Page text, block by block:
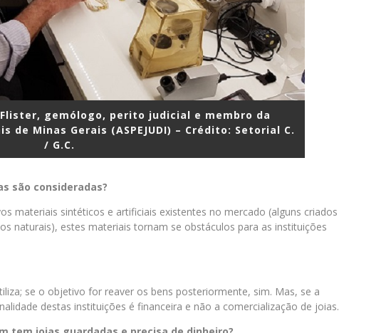
gemólogo, perito judicial e membro da
de Minas Gerais (ASPEJUDI) – Crédito: Setorial C.
/ G.C.
são consideradas?
materiais sintéticos e artificiais existentes no mercado (alguns criados
naturais), estes materiais tornam se obstáculos para as instituições
se o objetivo for reaver os bens posteriormente, sim. Mas, se a
destas instituições é financeira e não a comercialização de joias.